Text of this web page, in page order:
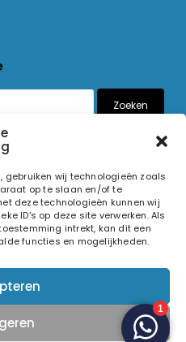
gebruiken wij technologieën zoals
op te slaan en/of te
deze technologieën kunnen wij
ID's op deze site verwerken. Als
intrekt, kan dit een
functies en mogelijkheden.
Zoeken
Alle rechten voorbehouden.